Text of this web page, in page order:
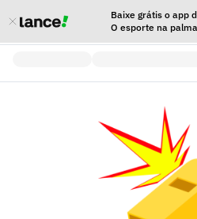
Baixe grátis o app
O esporte na